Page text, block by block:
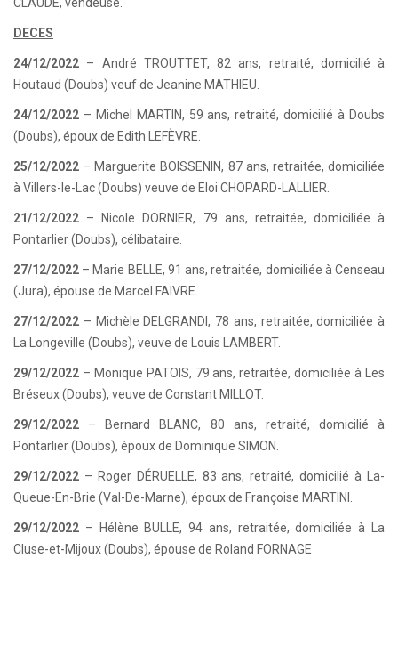
DECES
24/12/2022 – André TROUTTET, 82 ans, retraité, domicilié à
Houtaud (Doubs) veuf de Jeanine MATHIEU.
24/12/2022 – Michel MARTIN, 59 ans, retraité, domicilié à Doubs
(Doubs), époux de Edith LEFÈVRE.
25/12/2022 – Marguerite BOISSENIN, 87 ans, retraitée, domiciliée
à Villers-le-Lac (Doubs) veuve de Eloi CHOPARD-LALLIER.
21/12/2022 – Nicole DORNIER, 79 ans, retraitée, domiciliée à
Pontarlier (Doubs), célibataire.
27/12/2022 – Marie BELLE, 91 ans, retraitée, domiciliée à Censeau
(Jura), épouse de Marcel FAIVRE.
27/12/2022 – Michèle DELGRANDI, 78 ans, retraitée, domiciliée à
La Longeville (Doubs), veuve de Louis LAMBERT.
29/12/2022 – Monique PATOIS, 79 ans, retraitée, domiciliée à Les
Bréseux (Doubs), veuve de Constant MILLOT.
29/12/2022 – Bernard BLANC, 80 ans, retraité, domicilié à
Pontarlier (Doubs), époux de Dominique SIMON.
29/12/2022 – Roger DÉRUELLE, 83 ans, retraité, domicilié à La-
Queue-En-Brie (Val-De-Marne), époux de Françoise MARTINI.
29/12/2022 – Hélène BULLE, 94 ans, retraitée, domiciliée à La
Cluse-et-Mijoux (Doubs), épouse de Roland FORNAGE